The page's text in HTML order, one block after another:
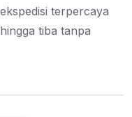
terpercaya
tiba tanpa